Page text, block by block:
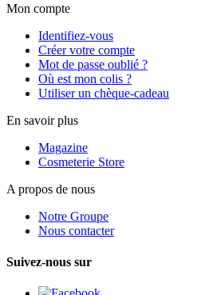
Mon compte
Identifiez-vous
Créer votre compte
Mot de passe oublié ?
Où est mon colis ?
Utiliser un chèque-cadeau
En savoir plus
Magazine
Cosmeterie Store
A propos de nous
Notre Groupe
Nous contacter
Suivez-nous sur